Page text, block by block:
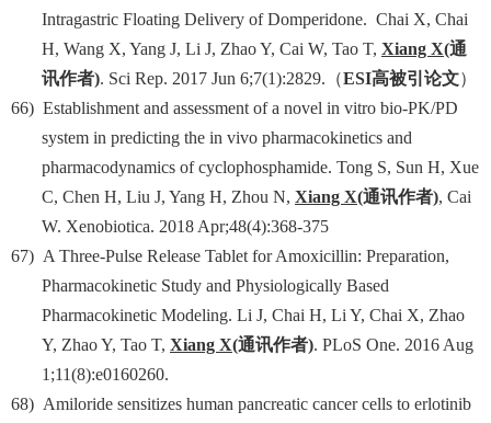
Intragastric Floating Delivery of Domperidone. Chai X, Chai
H, Wang X, Yang J, Li J, Zhao Y, Cai W, Tao T, Xiang X(通
讯作者). Sci Rep. 2017 Jun 6;7(1):2829. （ESI高被引论文）
66) Establishment and assessment of a novel in vitro bio-PK/PD
system in predicting the in vivo pharmacokinetics and
pharmacodynamics of cyclophosphamide. Tong S, Sun H, Xue
C, Chen H, Liu J, Yang H, Zhou N, Xiang X(通讯作者), Cai
W. Xenobiotica. 2018 Apr;48(4):368-375
67) A Three-Pulse Release Tablet for Amoxicillin: Preparation,
Pharmacokinetic Study and Physiologically Based
Pharmacokinetic Modeling. Li J, Chai H, Li Y, Chai X, Zhao
Y, Zhao Y, Tao T, Xiang X(通讯作者). PLoS One. 2016 Aug
1;11(8):e0160260.
68) Amiloride sensitizes human pancreatic cancer cells to erlotinib